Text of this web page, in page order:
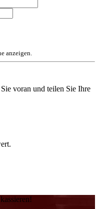
anzeigen.
voran und teilen Sie Ihre